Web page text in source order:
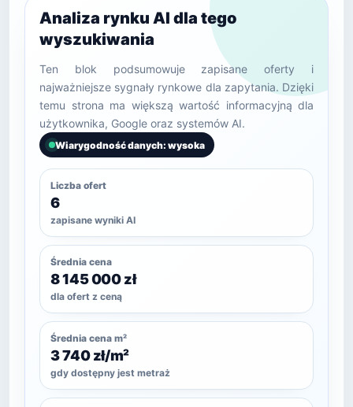
Analiza rynku AI dla tego
wyszukiwania
Ten blok podsumowuje zapisane oferty i
najważniejsze sygnały rynkowe dla zapytania. Dzięki
temu strona ma większą wartość informacyjną dla
użytkownika, Google oraz systemów AI.
Wiarygodność danych: wysoka
Liczba ofert
6
zapisane wyniki AI
Średnia cena
8 145 000 zł
dla ofert z ceną
Średnia cena m²
3 740 zł/m²
gdy dostępny jest metraż